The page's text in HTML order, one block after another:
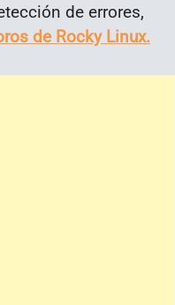
de errores,
de Rocky Linux.